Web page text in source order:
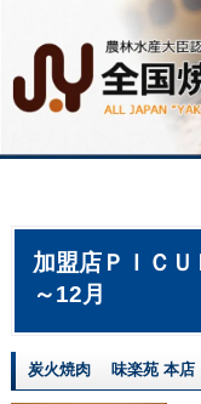
加盟店ＰＩＣ
～12月
炭火焼肉 味楽苑 本店